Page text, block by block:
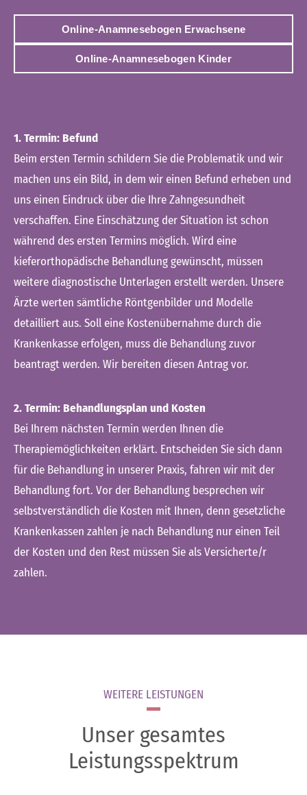
Online-Anamnesebogen Erwachsene
Online-Anamnesebogen Kinder
1. Termin: Befund
Beim ersten Termin schildern Sie die Problematik und wir
machen uns ein Bild, in dem wir einen Befund erheben und
uns einen Eindruck über die Ihre Zahngesundheit
verschaffen. Eine Einschätzung der Situation ist schon
während des ersten Termins möglich. Wird eine
kieferorthopädische Behandlung gewünscht, müssen
weitere diagnostische Unterlagen erstellt werden. Unsere
Ärzte werten sämtliche Röntgenbilder und Modelle
detailliert aus. Soll eine Kostenübernahme durch die
Krankenkasse erfolgen, muss die Behandlung zuvor
beantragt werden. Wir bereiten diesen Antrag vor.
2. Termin: Behandlungsplan und Kosten
Bei Ihrem nächsten Termin werden Ihnen die
Therapiemöglichkeiten erklärt. Entscheiden Sie sich dann
für die Behandlung in unserer Praxis, fahren wir mit der
Behandlung fort. Vor der Behandlung besprechen wir
selbstverständlich die Kosten mit Ihnen, denn gesetzliche
Krankenkassen zahlen je nach Behandlung nur einen Teil
der Kosten und den Rest müssen Sie als Versicherte/r
zahlen.
WEITERE LEISTUNGEN
Unser gesamtes
Leistungsspektrum